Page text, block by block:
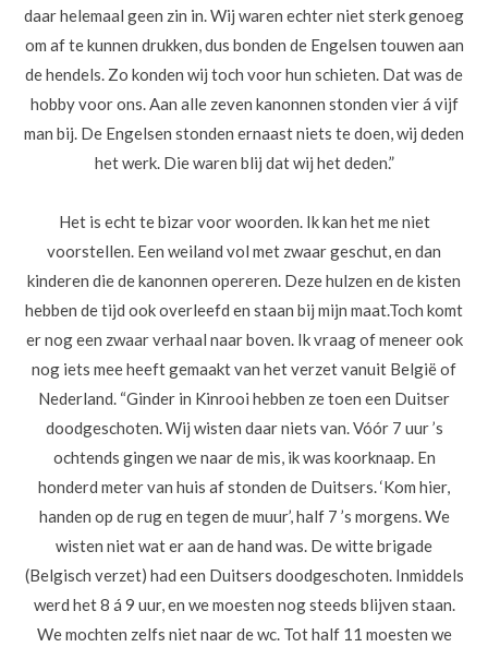
daar helemaal geen zin in. Wij waren echter niet sterk genoeg
om af te kunnen drukken, dus bonden de Engelsen touwen aan
de hendels. Zo konden wij toch voor hun schieten. Dat was de
hobby voor ons. Aan alle zeven kanonnen stonden vier á vijf
man bij. De Engelsen stonden ernaast niets te doen, wij deden
het werk. Die waren blij dat wij het deden.”
Het is echt te bizar voor woorden. Ik kan het me niet
voorstellen. Een weiland vol met zwaar geschut, en dan
kinderen die de kanonnen opereren. Deze hulzen en de kisten
hebben de tijd ook overleefd en staan bij mijn maat.Toch komt
er nog een zwaar verhaal naar boven. Ik vraag of meneer ook
nog iets mee heeft gemaakt van het verzet vanuit België of
Nederland. “Ginder in Kinrooi hebben ze toen een Duitser
doodgeschoten. Wij wisten daar niets van. Vóór 7 uur ’s
ochtends gingen we naar de mis, ik was koorknaap. En
honderd meter van huis af stonden de Duitsers. ‘Kom hier,
handen op de rug en tegen de muur’, half 7 ’s morgens. We
wisten niet wat er aan de hand was. De witte brigade
(Belgisch verzet) had een Duitsers doodgeschoten. Inmiddels
werd het 8 á 9 uur, en we moesten nog steeds blijven staan.
We mochten zelfs niet naar de wc. Tot half 11 moesten we